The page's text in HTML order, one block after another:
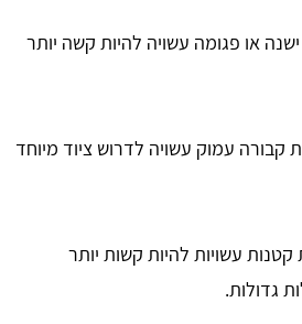
או פגומה עשויה להיות קשה יותר
קבורה עמוק עשויה לדרוש ציוד מיוחד
קטנות עשויות להיות קשות יותר
גדולות.